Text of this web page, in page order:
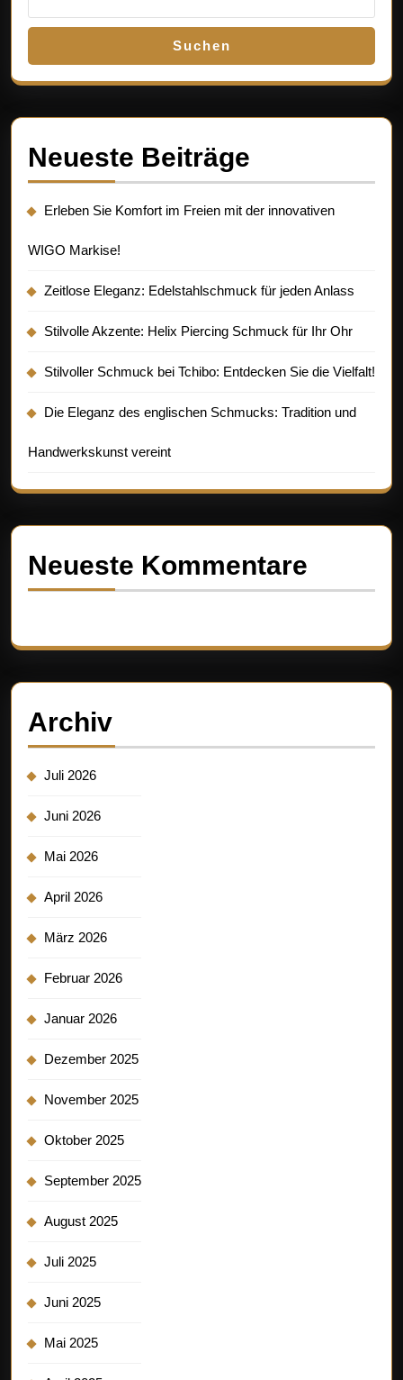
Suchen
Neueste Beiträge
Erleben Sie Komfort im Freien mit der innovativen
WIGO Markise!
Zeitlose Eleganz: Edelstahlschmuck für jeden Anlass
Stilvolle Akzente: Helix Piercing Schmuck für Ihr Ohr
Stilvoller Schmuck bei Tchibo: Entdecken Sie die Vielfalt!
Die Eleganz des englischen Schmucks: Tradition und
Handwerkskunst vereint
Neueste Kommentare
Archiv
Juli 2026
Juni 2026
Mai 2026
April 2026
März 2026
Februar 2026
Januar 2026
Dezember 2025
November 2025
Oktober 2025
September 2025
August 2025
Juli 2025
Juni 2025
Mai 2025